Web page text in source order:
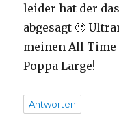
leider hat der
abgesagt 🙁
meinen All Time
Poppa Large!
Antworten